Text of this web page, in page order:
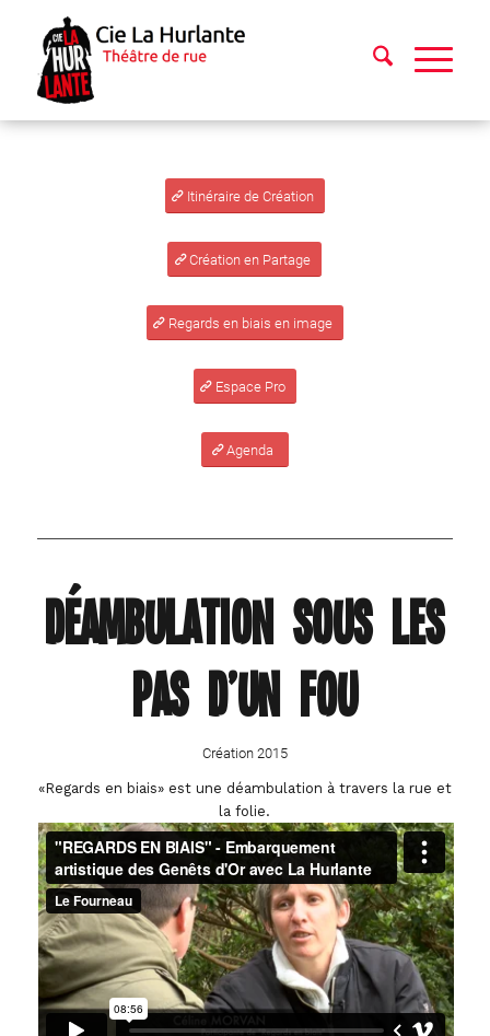
Itinéraire de Création
Création en Partage
Regards en biais en image
Espace Pro
Agenda
Déambulation sous les
pas d’un Fou
Création 2015
«Regards en biais» est une déambulation à travers la rue et
la folie.